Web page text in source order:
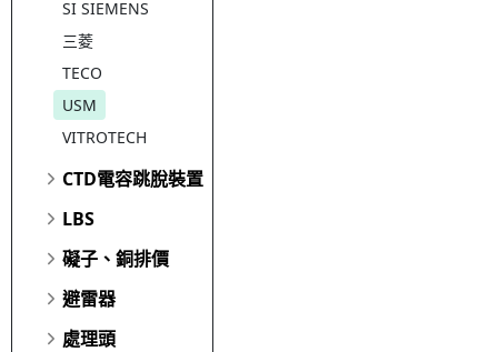
SI SIEMENS
三菱
TECO
USM
VITROTECH
CTD電容跳脫裝置
LBS
礙子、銅排價
避雷器
處理頭